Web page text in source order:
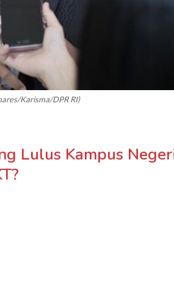
Karisma/DPR RI)
Lulus Kampus